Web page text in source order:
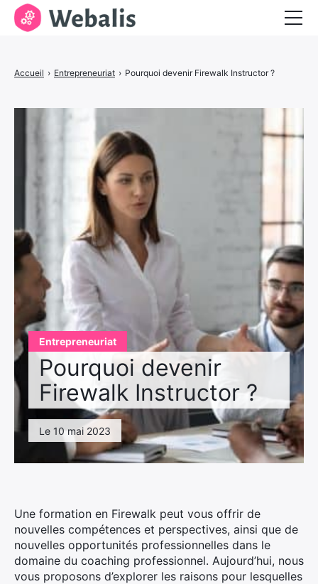
Entrepreneuriat
Pourquoi devenir
Firewalk Instructor ?
Le 10 mai 2023
Accueil › Entrepreneuriat › Pourquoi devenir Firewalk Instructor ?
Une formation en Firewalk peut vous offrir de
nouvelles compétences et perspectives, ainsi que de
nouvelles opportunités professionnelles dans le
domaine du coaching professionnel. Aujourd’hui, nous
vous proposons d’explorer les raisons pour lesquelles
Services aux entreprises
Visibilité et marketing